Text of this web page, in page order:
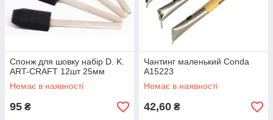
Спонж для шовку набір D. K.
ART-CRAFT 12шт 25мм
Немає в наявності
95 ₴
Чантинг маленький Conda
А15223
Немає в наявності
42,60 ₴